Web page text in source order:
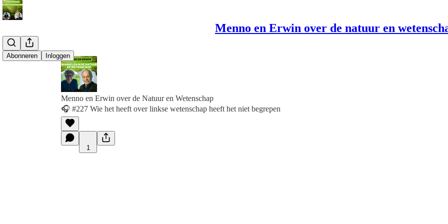
Menno en Erwin over de natuur en
Abonneren Inloggen
Menno en Erwin over de Natuur en Wetenschap
🎧 #227 Wie het heeft over linkse wetenschap heeft het niet begrepen
1